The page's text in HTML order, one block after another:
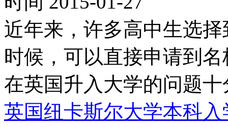
近年来，许多高中生选
时候，可以直接申请到
在英国升入大学的问题
英国纽卡斯尔大学本科